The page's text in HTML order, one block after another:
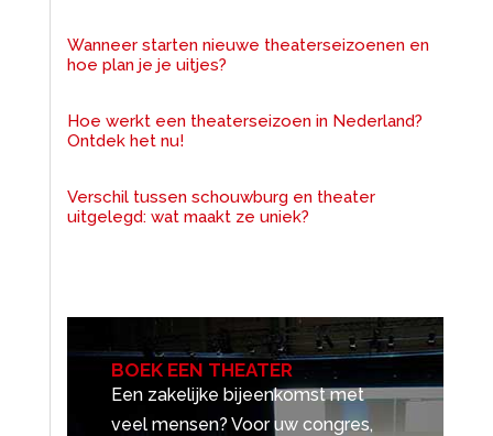
Wanneer starten nieuwe theaterseizoenen en
hoe plan je je uitjes?
Hoe werkt een theaterseizoen in Nederland?
Ontdek het nu!
Verschil tussen schouwburg en theater
uitgelegd: wat maakt ze uniek?
BOEK EEN THEATER
Een zakelijke bijeenkomst met
veel mensen? Voor uw congres,